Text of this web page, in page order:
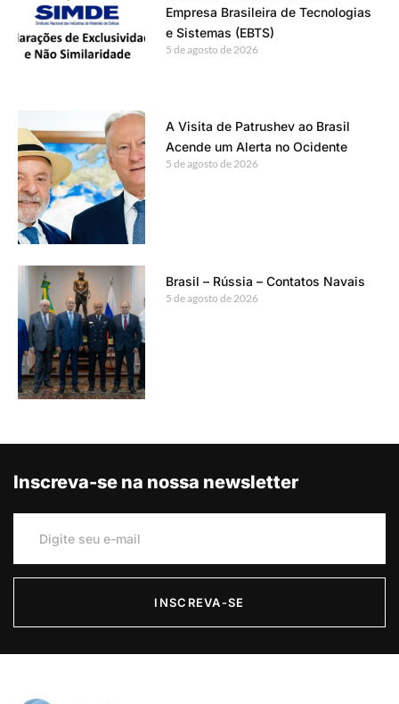
Empresa Brasileira de Tecnologias
e Sistemas (EBTS)
5 de agosto de 2026
A Visita de Patrushev ao Brasil
Acende um Alerta no Ocidente
5 de agosto de 2026
Brasil – Rússia – Contatos Navais
5 de agosto de 2026
Inscreva-se na nossa newsletter
INSCREVA-SE